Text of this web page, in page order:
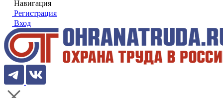
Навигация
Регистрация
Вход